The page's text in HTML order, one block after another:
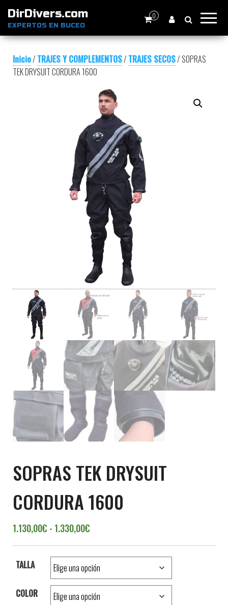
DirDivers.com
EXPERTOS EN BUCEO
0
Inicio/ TRAJES Y COMPLEMENTOS/ TRAJES SECOS/ SOPRAS
TEK DRYSUIT CORDURA 1600
SOPRAS TEK DRYSUIT
CORDURA 1600
1.130,00€ - 1.330,00€
TALLA
COLOR